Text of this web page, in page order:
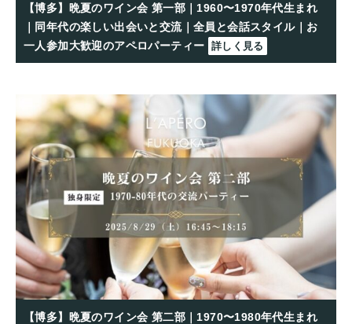
【博多】晩夏のワイン会 第一部｜1960〜1970年代生まれ
｜同年代の楽しい出会いと交流｜全員と会話スタイル｜お
一人参加大歓迎のアペロパーティー 詳しく見る
【博多】晩夏のワイン会 第二部｜1970〜1980年代生まれ